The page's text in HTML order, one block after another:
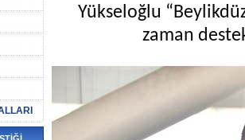
Yükseloğlu
zaman